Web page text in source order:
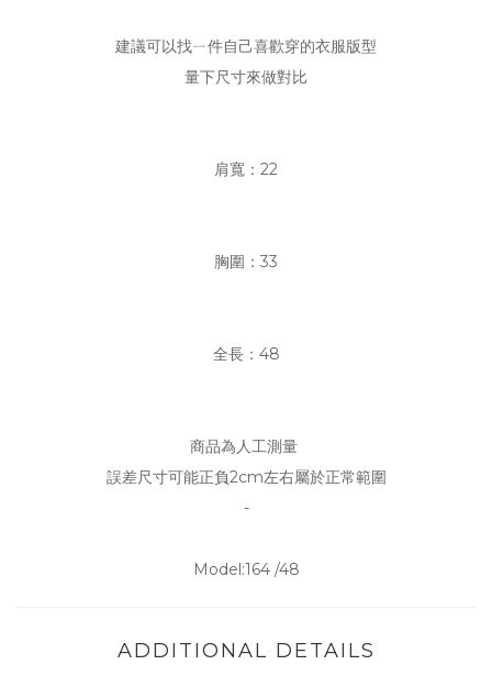
建議可以找ㄧ件自己喜歡穿的衣服版型
量下尺寸來做對比
肩寬：22
胸圍：33
全長：48
商品為人工測量
誤差尺寸可能正負2cm左右屬於正常範圍
-
Model:164 /48
ADDITIONAL DETAILS